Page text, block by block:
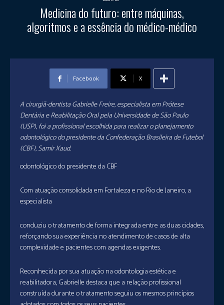
Medicina do futuro: entre máquinas,
algoritmos e a essência do médico-médico
Facebook X
A cirurgiã-dentista Gabrielle Freire, especialista em Prótese
Dentária e Reabilitação Oral pela Universidade de São Paulo
(USP), foi a profissional escolhida para realizar o planejamento
odontológico do presidente da Confederação Brasileira de Futebol
(CBF), Samir Xaud.
odontológico do presidente da CBF
Com atuação consolidada em Fortaleza e no Rio de Janeiro, a
especialista
conduziu o tratamento de forma integrada entre as duas cidades,
reforçando sua experiência no atendimento de casos de alta
complexidade e pacientes com agendas exigentes.
Reconhecida por sua atuação na odontologia estética e
reabilitadora, Gabrielle destaca que a relação profissional
construída durante o tratamento seguiu os mesmos princípios